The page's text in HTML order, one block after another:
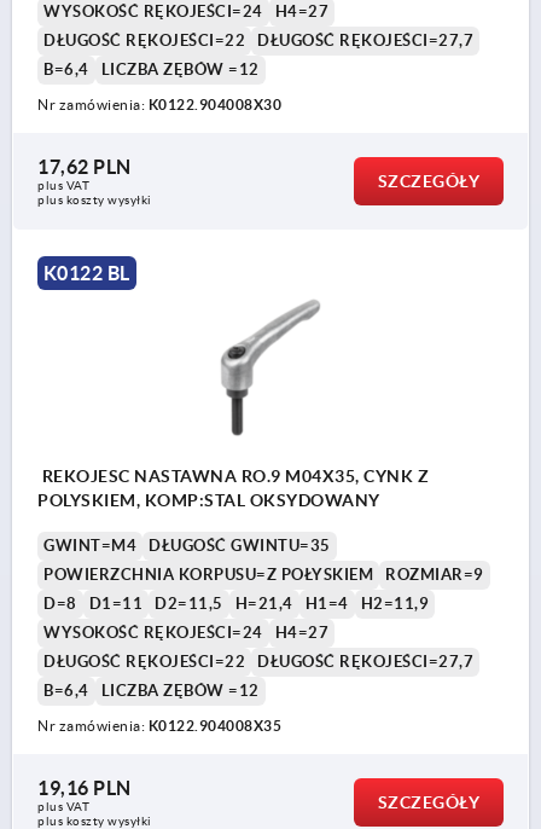
WYSOKOŚĆ RĘKOJEŚCI=24
H4=27
DŁUGOŚĆ RĘKOJEŚCI=22
DŁUGOŚĆ RĘKOJEŚCI=27,7
B=6,4
LICZBA ZĘBÓW =12
Nr zamówienia: K0122.904008X30
17,62 PLN
plus VAT
plus koszty wysyłki
SZCZEGÓŁY
K0122 BL
REKOJESC NASTAWNA RO.9 M04X35, CYNK Z
POLYSKIEM, KOMP:STAL OKSYDOWANY
GWINT=M4
DŁUGOŚĆ GWINTU=35
POWIERZCHNIA KORPUSU=Z POŁYSKIEM
ROZMIAR=9
D=8
D1=11 D2=11,5 H=21,4 H1=4
H2=11,9
WYSOKOŚĆ RĘKOJEŚCI=24
H4=27
DŁUGOŚĆ RĘKOJEŚCI=22
DŁUGOŚĆ RĘKOJEŚCI=27,7
B=6,4
LICZBA ZĘBÓW =12
Nr zamówienia: K0122.904008X35
19,16 PLN
plus VAT
plus koszty wysyłki
SZCZEGÓŁY